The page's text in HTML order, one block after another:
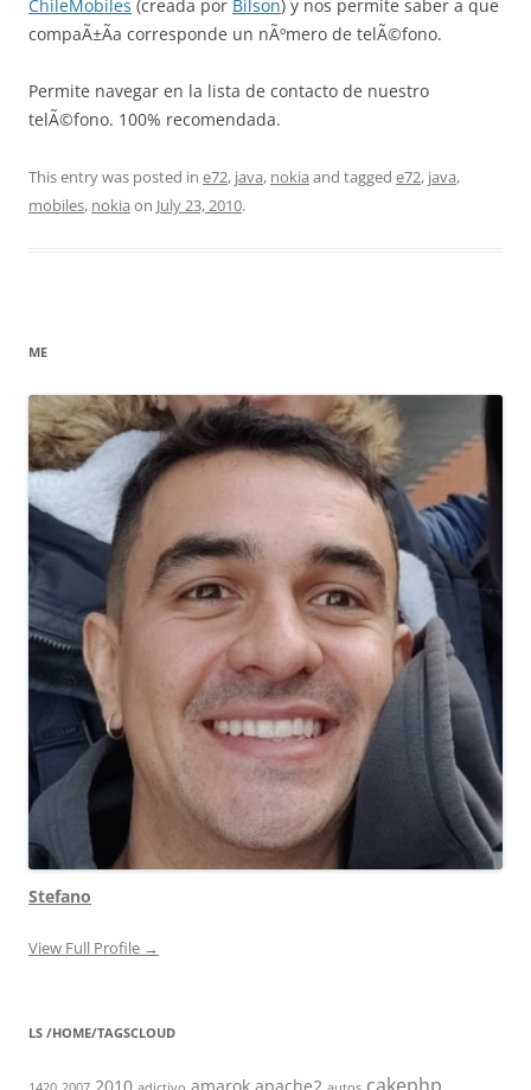
ChileMobiles (creada por Bilson) y nos permite saber a que
compaÃ±Ã­a corresponde un nÃºmero de telÃ©fono.
Permite navegar en la lista de contacto de nuestro
telÃ©fono. 100% recomendada.
This entry was posted in e72, java, nokia and tagged e72, java,
mobiles, nokia on July 23, 2010.
ME
Stefano
View Full Profile →
LS /HOME/TAGSCLOUD